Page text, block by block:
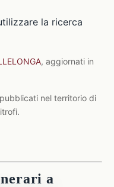
la ricerca
, aggiornati in
nel territorio di
a